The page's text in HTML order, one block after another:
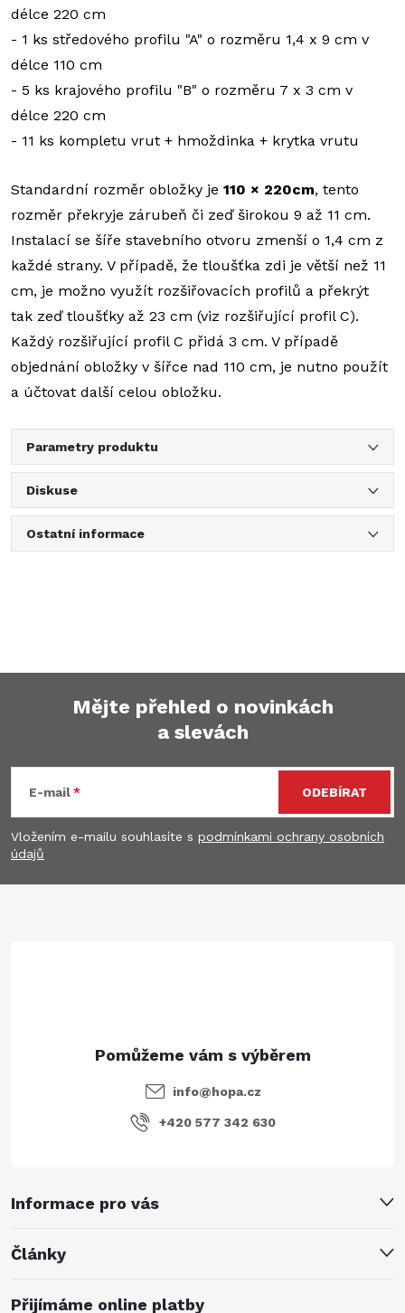
délce 220 cm
- 1 ks středového profilu "A" o rozměru 1,4 x 9 cm v
délce 110 cm
- 5 ks krajového profilu "B" o rozměru 7 x 3 cm v
délce 220 cm
- 11 ks kompletu vrut + hmoždinka + krytka vrutu
Standardní rozměr obložky je 110 × 220cm, tento
rozměr překryje zárubeň či zeď širokou 9 až 11 cm.
Instalací se šíře stavebního otvoru zmenší o 1,4 cm z
každé strany. V případě, že tloušťka zdi je větší než 11
cm, je možno využít rozšiřovacích profilů a překrýt
tak zeď tloušťky až 23 cm (viz rozšiřující profil C).
Každý rozšiřující profil C přidá 3 cm. V případě
objednání obložky v šířce nad 110 cm, je nutno použít
a účtovat další celou obložku.
Parametry produktu
Diskuse
Ostatní informace
p
a
Mějte přehled o novinkách
a slevách
E-mail
Vložením e-mailu souhlasíte s podmínkami ochrany osobních
údajů
ODEBÍRAT
Informace pro vás
Články
info@hopa.cz
+420 577 342 630
Přijímáme online platby